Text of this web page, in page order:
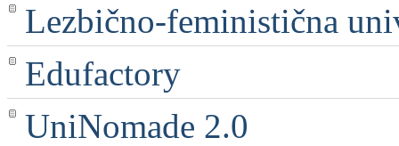
Lezbično-feministična
Edufactory
UniNomade 2.0